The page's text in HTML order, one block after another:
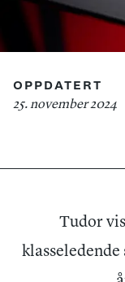
OPPDATERT
25. november 2024
Tudor